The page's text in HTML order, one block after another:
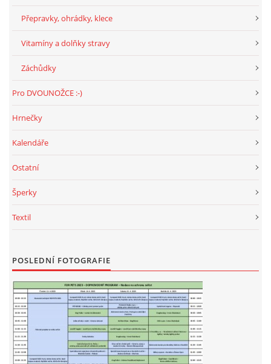
HISTORIE - 2010 - 2020
JAK NÁM POMOCI - POMÁHAJÍ NÁM :-)
Přepravky, ohrádky, klece
Vitamíny a dolňky stravy
Záchůdky
Pro DVOUNOŽCE :-)
Hrnečky
Kalendáře
Ostatní
Šperky
Textil
POSLEDNÍ FOTOGRAFIE